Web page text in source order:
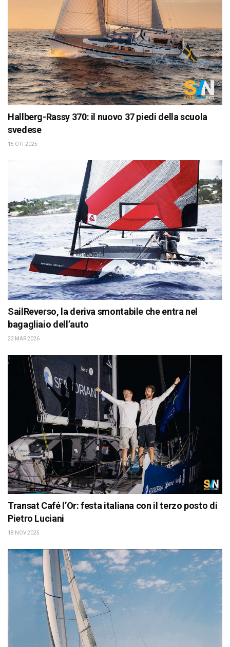
Hallberg-Rassy 370: il nuovo 37 piedi della scuola
svedese
15 OTT 2025
SailReverso, la deriva smontabile che entra nel
bagagliaio dell’auto
23 MAR 2026
Transat Café l’Or: festa italiana con il terzo posto di
Pietro Luciani
18 NOV 2025